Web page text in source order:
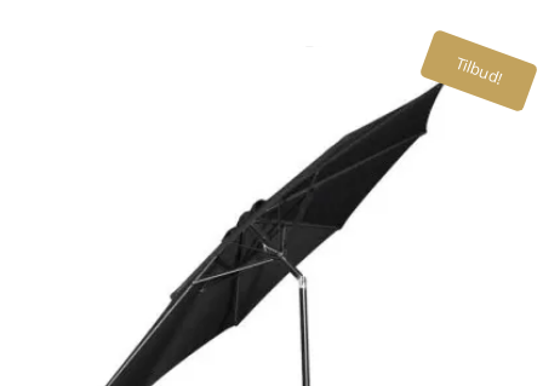
Tilbud!